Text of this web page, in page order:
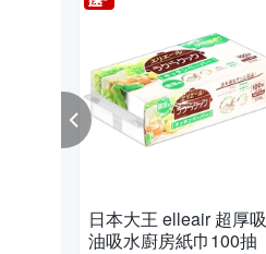
日本大王 elleair 超厚吸
油吸水廚房紙巾100抽